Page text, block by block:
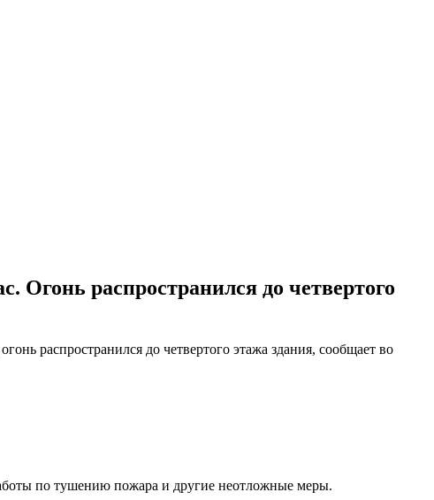
Огонь распространился до четвертого
распространился до четвертого этажа здания, сообщает во
по тушению пожара и другие неотложные меры.